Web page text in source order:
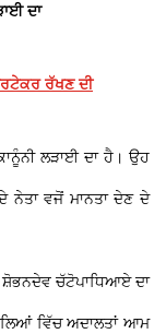
ਦਾ
ਰੱਖਣ ਦੀ
ਲੜਾਈ ਦਾ ਹੈ। ਉਹ
ਨੇਤਾ ਵਜੋਂ ਮਾਨਤਾ ਦੇਣ ਦੇ
ਸ਼ੋਭਨਦੇਵ ਚੱਟੋਪਾਧਿਆਏ ਦਾ
ਵਿੱਚ ਅਦਾਲਤਾਂ ਆਮ